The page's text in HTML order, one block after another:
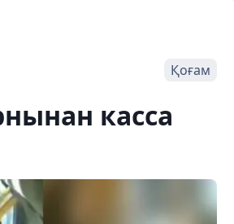
Қоғам
касса